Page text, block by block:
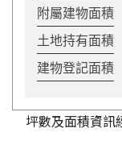
附屬建物面積
土地持有面積
建物登記面積
坪數及面積資訊